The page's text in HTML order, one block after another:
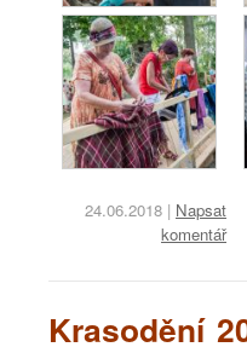
24.06.2018 | Napsat
komentář
Krasodění